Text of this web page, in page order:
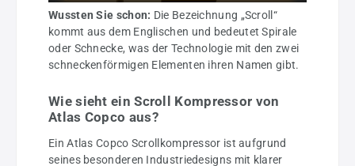
Wussten Sie schon: Die Bezeichnung „Scroll“
kommt aus dem Englischen und bedeutet Spirale
oder Schnecke, was der Technologie mit den zwei
schneckenförmigen Elementen ihren Namen gibt.
Wie sieht ein Scroll Kompressor von
Atlas Copco aus?
Ein Atlas Copco Scrollkompressor ist aufgrund
seines besonderen Industriedesigns mit klarer